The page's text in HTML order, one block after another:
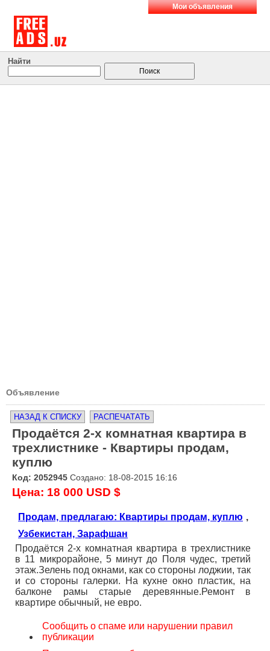
Мои объявления
Найти
Объявление
НАЗАД К СПИСКУ РАСПЕЧАТАТЬ
Продаётся 2-х комнатная квартира в
трехлистнике - Квартиры продам,
куплю
Код: 2052945 Создано: 18-08-2015 16:16
Цена: 18 000 USD $
Продам, предлагаю: Квартиры продам, куплю ,
Узбекистан, Зарафшан
Продаётся 2-х комнатная квартира в трехлистнике
в 11 микрорайоне, 5 минут до Поля чудес, третий
этаж.Зелень под окнами, как со стороны лоджии, так
и со стороны галерки. На кухне окно пластик, на
балконе рамы старые деревянные.Ремонт в
квартире обычный, не евро.
Сообщить о спаме или нарушении правил
публикации